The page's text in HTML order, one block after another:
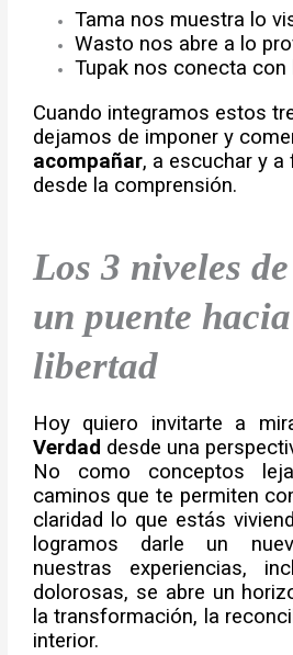
Tama nos muestra lo
Wasto nos abre a lo
Tupak nos conecta con
Cuando integramos estos
dejamos de imponer y
acompañar, a escuchar y a
desde la comprensión.
Los 3 niveles
un puente
libertad
Hoy quiero invitarte a
Verdad desde una
No como conceptos
caminos que te permiten
claridad lo que estás
logramos darle un
nuestras experiencias,
dolorosas, se abre un
la transformación, la
interior.